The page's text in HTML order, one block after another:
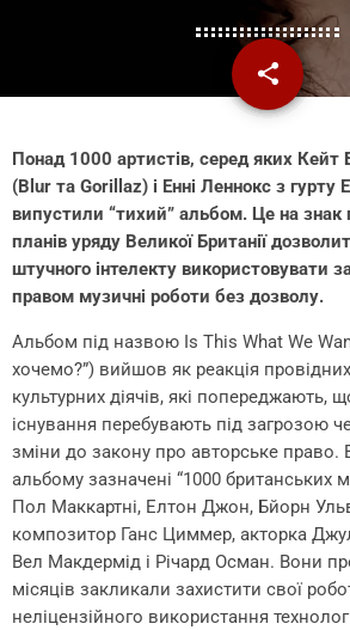
share
email
Понад 1000 артистів, серед яких
(Blur та Gorillaz) і Енні Леннокс з гурту
випустили “тихий” альбом. Це на знак
планів уряду Великої Британії
штучного інтелекту використовувати
правом музичні роботи без дозволу.
Альбом під назвою Is This What We
хочемо?”) вийшов як реакція
культурних діячів, які попереджають,
існування перебувають під загрозою
зміни до закону про авторське
альбому зазначені “1000 британських
Пол Маккартні, Елтон Джон, Бйорн
композитор Ганс Циммер, акторка
Вел Макдермід і Річард Осман. Вони
місяців закликали захистити свої
неліцензійного використання